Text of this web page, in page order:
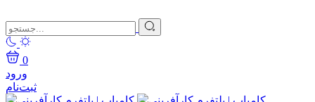
0
ورود
ثبت‌نام